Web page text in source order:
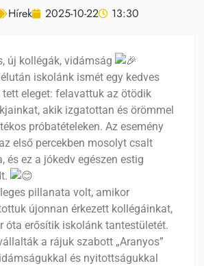
Hírek 2025-10-22 13:30
új kollégák, vidámság
iskolánk ismét egy kedves
eleget: felavattuk az ötödik
akik izgatottan és örömmel
próbatételeken. Az esemény
első percekben mosolyt csalt
és ez a jókedv egészen estig
pillanata volt, amikor
újonnan érkezett kollégáinkat,
óta erősítik iskolánk tantestületét.
a rájuk szabott „Aranyos”
és nyitottságukkal